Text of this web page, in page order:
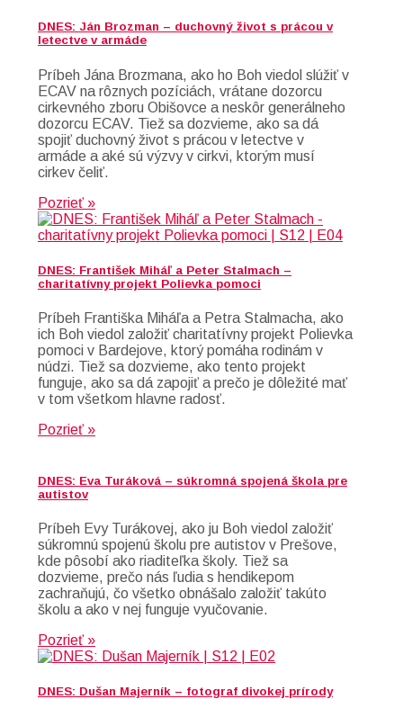
DNES: Ján Brozman – duchovný život s prácou v
letectve v armáde
Príbeh Jána Brozmana, ako ho Boh viedol slúžiť v
ECAV na rôznych pozíciách, vrátane dozorcu
cirkevného zboru Obišovce a neskôr generálneho
dozorcu ECAV. Tiež sa dozvieme, ako sa dá
spojiť duchovný život s prácou v letectve v
armáde a aké sú výzvy v cirkvi, ktorým musí
cirkev čeliť.
Pozrieť »
DNES: František Miháľ a Peter Stalmach –
charitatívny projekt Polievka pomoci
Príbeh Františka Miháľa a Petra Stalmacha, ako
ich Boh viedol založiť charitatívny projekt Polievka
pomoci v Bardejove, ktorý pomáha rodinám v
núdzi. Tiež sa dozvieme, ako tento projekt
funguje, ako sa dá zapojiť a prečo je dôležité mať
v tom všetkom hlavne radosť.
Pozrieť »
DNES: Eva Turáková – súkromná spojená škola pre
autistov
Príbeh Evy Turákovej, ako ju Boh viedol založiť
súkromnú spojenú školu pre autistov v Prešove,
kde pôsobí ako riaditeľka školy. Tiež sa
dozvieme, prečo nás ľudia s hendikepom
zachraňujú, čo všetko obnášalo založiť takúto
školu a ako v nej funguje vyučovanie.
Pozrieť »
DNES: Dušan Majerník – fotograf divokej prírody